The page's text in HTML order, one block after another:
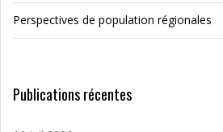
Perspectives de population régionales
Publications récentes